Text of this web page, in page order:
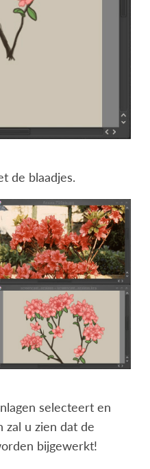
de blaadjes.
selecteert en
zal u zien dat de
bijgewerkt!